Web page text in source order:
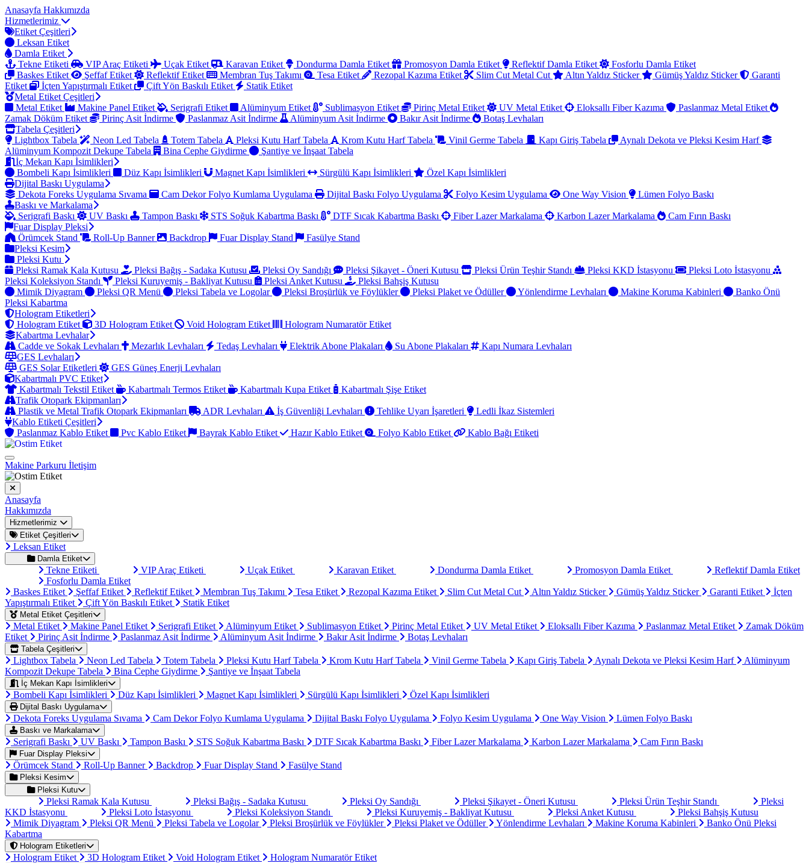
Anasayfa Hakkımızda
Hizmetlerimiz
Etiket Çeşitleri
Leksan Etiket
Damla Etiket
Tekne Etiketi
VIP Araç Etiketi Uçak Etiket Karavan Etiket Dondurma Damla Etiket Promosyon Damla Etiket Reflektif Damla Etiket
Fosforlu Damla Etiket
Baskes Etiket
Şeffaf Etiket Reflektif Etiket Membran Tuş Takımı Tesa Etiket Rezopal Kazıma Etiket Slim Cut Metal Cut Altın Yaldız Sticker Gümüş Yaldız Sticker
Garanti
Etiket
İçten Yapıştırmalı Etiket Çift Yön Baskılı Etiket
Statik Etiket
Metal Etiket Çeşitleri
Metal Etiket
Makine Panel Etiket Serigrafi Etiket Alüminyum Etiket Sublimasyon Etiket Pirinç Metal Etiket UV Metal Etiket Eloksallı Fiber Kazıma
Paslanmaz Metal Etiket
Zamak Döküm Etiket
Pirinç Asit İndirme Paslanmaz Asit İndirme Alüminyum Asit İndirme Bakır Asit İndirme
Botaş Levhaları
Tabela Çeşitleri
Lightbox Tabela
Neon Led Tabela Totem Tabela Pleksi Kutu Harf Tabela Krom Kutu Harf Tabela Vinil Germe Tabela Kapı Giriş Tabela
Aynalı Dekota ve Pleksi Kesim Harf
Alüminyum Kompozit Dekupe Tabela
Bina Cephe Giydirme
Şantiye ve İnşaat Tabela
İç Mekan Kapı İsimlikleri
Bombeli Kapı İsimlikleri
Düz Kapı İsimlikleri Magnet Kapı İsimlikleri Sürgülü Kapı İsimlikleri
Özel Kapı İsimlikleri
Dijital Baskı Uygulama
Dekota Foreks Uygulama Sıvama
Cam Dekor Folyo Kumlama Uygulama Dijital Baskı Folyo Uygulama Folyo Kesim Uygulama One Way Vision
Lümen Folyo Baskı
Baskı ve Markalama
Serigrafi Baskı
UV Baskı Tampon Baskı STS Soğuk Kabartma Baskı DTF Sıcak Kabartma Baskı Fiber Lazer Markalama Karbon Lazer Markalama
Cam Fırın Baskı
Fuar Display Pleksi
Örümcek Stand
Roll-Up Banner Backdrop Fuar Display Stand
Fasülye Stand
Pleksi Kesim
Pleksi Kutu
Pleksi Ramak Kala Kutusu
Pleksi Bağış - Sadaka Kutusu Pleksi Oy Sandığı Pleksi Şikayet - Öneri Kutusu Pleksi Ürün Teşhir Standı Pleksi KKD İstasyonu
Pleksi Loto İstasyonu
Pleksi Koleksiyon Standı
Pleksi Kuruyemiş - Bakliyat Kutusu Pleksi Anket Kutusu
Pleksi Bahşiş Kutusu
Mimik Diyagram
Pleksi QR Menü Pleksi Tabela ve Logolar Pleksi Broşürlük ve Föylükler Pleksi Plaket ve Ödüller Yönlendirme Levhaları Makine Koruma Kabinleri
Banko Önü
Pleksi Kabartma
Hologram Etiketleri
Hologram Etiket
3D Hologram Etiket Void Hologram Etiket
Hologram Numaratör Etiket
Kabartma Levhalar
Cadde ve Sokak Levhaları
Mezarlık Levhaları Tedaş Levhaları Elektrik Abone Plakaları Su Abone Plakaları
Kapı Numara Levhaları
GES Levhaları
GES Solar Etiketleri
GES Güneş Enerji Levhaları
Kabartmalı PVC Etiket
Kabartmalı Tekstil Etiket
Kabartmalı Termos Etiket Kabartmalı Kupa Etiket
Kabartmalı Şişe Etiket
Trafik Otopark Ekipmanları
Plastik ve Metal Trafik Otopark Ekipmanları
ADR Levhaları İş Güvenliği Levhaları Tehlike Uyarı İşaretleri
Ledli İkaz Sistemleri
Kablo Etiketi Çeşitleri
Paslanmaz Kablo Etiket
Pvc Kablo Etiket Bayrak Kablo Etiket Hazır Kablo Etiket Folyo Kablo Etiket Kablo Bağı Etiketi
Makine Parkuru İletişim
Anasayfa
Hakkımızda
Hizmetlerimiz
Etiket Çeşitleri
Leksan Etiket
Damla Etiket
Tekne Etiketi VIP Araç Etiketi Uçak Etiket Karavan Etiket Dondurma Damla Etiket Promosyon Damla Etiket
Reflektif Damla Etiket
Fosforlu Damla Etiket
Baskes Etiket
Şeffaf Etiket Reflektif Etiket Membran Tuş Takımı Tesa Etiket Rezopal Kazıma Etiket Slim Cut Metal Cut Altın Yaldız Sticker Gümüş Yaldız Sticker Garanti Etiket
İçten
Yapıştırmalı Etiket
Çift Yön Baskılı Etiket Statik Etiket
Metal Etiket Çeşitleri
Metal Etiket Makine Panel Etiket Serigrafi Etiket Alüminyum Etiket Sublimasyon Etiket Pirinç Metal Etiket UV Metal Etiket Eloksallı Fiber Kazıma Paslanmaz Metal Etiket
Zamak Döküm
Etiket
Pirinç Asit İndirme Paslanmaz Asit İndirme Alüminyum Asit İndirme Bakır Asit İndirme Botaş Levhaları
Tabela Çeşitleri
Lightbox Tabela Neon Led Tabela Totem Tabela Pleksi Kutu Harf Tabela Krom Kutu Harf Tabela Vinil Germe Tabela Kapı Giriş Tabela Aynalı Dekota ve Pleksi Kesim Harf
Alüminyum
Kompozit Dekupe Tabela
Bina Cephe Giydirme Şantiye ve İnşaat Tabela
İç Mekan Kapı İsimlikleri
Bombeli Kapı İsimlikleri Düz Kapı İsimlikleri Magnet Kapı İsimlikleri Sürgülü Kapı İsimlikleri Özel Kapı İsimlikleri
Dijital Baskı Uygulama
Dekota Foreks Uygulama Sıvama Cam Dekor Folyo Kumlama Uygulama Dijital Baskı Folyo Uygulama Folyo Kesim Uygulama One Way Vision Lümen Folyo Baskı
Baskı ve Markalama
Serigrafi Baskı UV Baskı Tampon Baskı STS Soğuk Kabartma Baskı DTF Sıcak Kabartma Baskı Fiber Lazer Markalama Karbon Lazer Markalama Cam Fırın Baskı
Fuar Display Pleksi
Örümcek Stand Roll-Up Banner Backdrop Fuar Display Stand Fasülye Stand
Pleksi Kesim
Pleksi Kutu
Pleksi Ramak Kala Kutusu Pleksi Bağış - Sadaka Kutusu Pleksi Oy Sandığı Pleksi Şikayet - Öneri Kutusu Pleksi Ürün Teşhir Standı
Pleksi
KKD İstasyonu
Pleksi Loto İstasyonu Pleksi Koleksiyon Standı Pleksi Kuruyemiş - Bakliyat Kutusu Pleksi Anket Kutusu
Pleksi Bahşiş Kutusu
Mimik Diyagram
Pleksi QR Menü Pleksi Tabela ve Logolar Pleksi Broşürlük ve Föylükler Pleksi Plaket ve Ödüller Yönlendirme Levhaları Makine Koruma Kabinleri
Banko Önü Pleksi
Kabartma
Hologram Etiketleri
Hologram Etiket 3D Hologram Etiket Void Hologram Etiket Hologram Numaratör Etiket